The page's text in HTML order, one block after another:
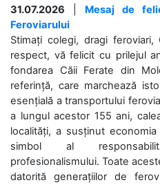
31.07.2026
Mesaj de
Feroviarului
Stimați colegi, dragi
respect, vă felicit cu prilejul
fondarea Căii Ferate din
referință, care marchează
esențială a transportului
a lungul acestor 155 ani,
localități, a susținut
simbol al
profesionalismului. Toate
datorită generațiilor de